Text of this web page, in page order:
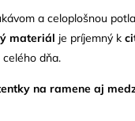
a celoplošnou
materiál je príjemný k
dňa.
na ramene aj